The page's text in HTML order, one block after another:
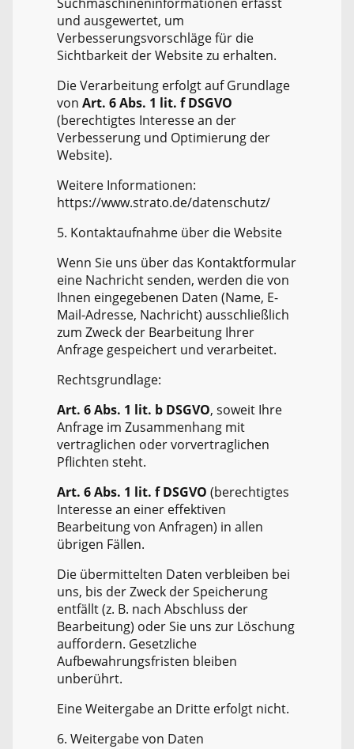
und ausgewertet, um
Verbesserungsvorschläge für die
Sichtbarkeit der Website zu erhalten.
Die Verarbeitung erfolgt auf Grundlage
von Art. 6 Abs. 1 lit. f DSGVO
(berechtigtes Interesse an der
Verbesserung und Optimierung der
Website).
Weitere Informationen:
https://www.strato.de/datenschutz/
5. Kontaktaufnahme über die Website
Wenn Sie uns über das Kontaktformular
eine Nachricht senden, werden die von
Ihnen eingegebenen Daten (Name, E-
Mail-Adresse, Nachricht) ausschließlich
zum Zweck der Bearbeitung Ihrer
Anfrage gespeichert und verarbeitet.
Rechtsgrundlage:
Art. 6 Abs. 1 lit. b DSGVO, soweit Ihre
Anfrage im Zusammenhang mit
vertraglichen oder vorvertraglichen
Pflichten steht.
Art. 6 Abs. 1 lit. f DSGVO (berechtigtes
Interesse an einer effektiven
Bearbeitung von Anfragen) in allen
übrigen Fällen.
Die übermittelten Daten verbleiben bei
uns, bis der Zweck der Speicherung
entfällt (z. B. nach Abschluss der
Bearbeitung) oder Sie uns zur Löschung
auffordern. Gesetzliche
Aufbewahrungsfristen bleiben
unberührt.
Eine Weitergabe an Dritte erfolgt nicht.
6. Weitergabe von Daten